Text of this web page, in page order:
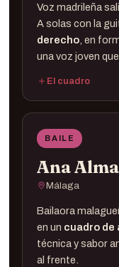
Voz madrileña
A solas con la
derecho , en
una voz joven
El cuadro
Cante · Laura
BAILE
Ana
Málaga
Bailaora
en un cuadro de
técnica y sabor
al frente.